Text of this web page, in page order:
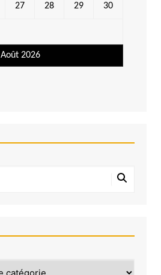
Août 2026
27 28 29 30